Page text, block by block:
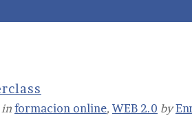
in formacion online, WEB 2.0 by